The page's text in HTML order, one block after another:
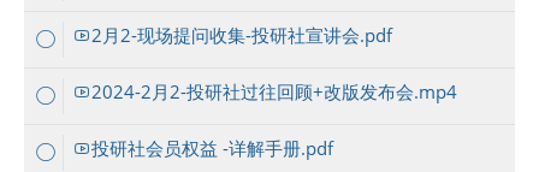
2月2-现场提问收集-投研社宣讲会.pdf
2024-2月2-投研社过往回顾+改版发布会.mp4
投研社会员权益 -详解手册.pdf